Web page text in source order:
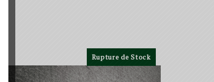
Rupture de Stock